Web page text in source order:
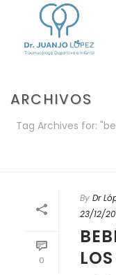
ARCHIVOS
Tag Archives for:
0
By Dr
23/12/